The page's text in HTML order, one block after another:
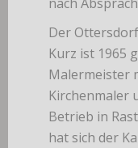
Der
Kurz ist 1965
Malermeister
Kirchenmaler
Betrieb in
hat sich der